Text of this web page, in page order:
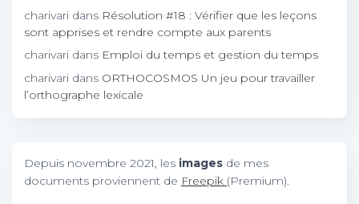
charivari dans Résolution #18 : Vérifier que les leçons
sont apprises et rendre compte aux parents
charivari dans Emploi du temps et gestion du temps
charivari dans ORTHOCOSMOS Un jeu pour travailler
l’orthographe lexicale
Depuis novembre 2021, les images de mes
documents proviennent de Freepik (Premium).